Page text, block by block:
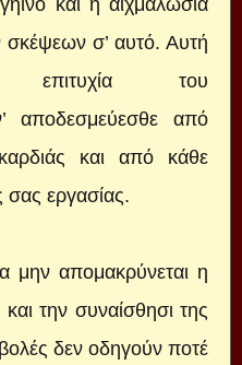
και η αιχμαλωσία
σ’ αυτό. Αυτή
επιτυχία του
αποδεσμεύεσθε από
και από κάθε
σας εργασίας.
μην απομακρύνεται η
την συναίσθησι της
δεν οδηγούν ποτέ